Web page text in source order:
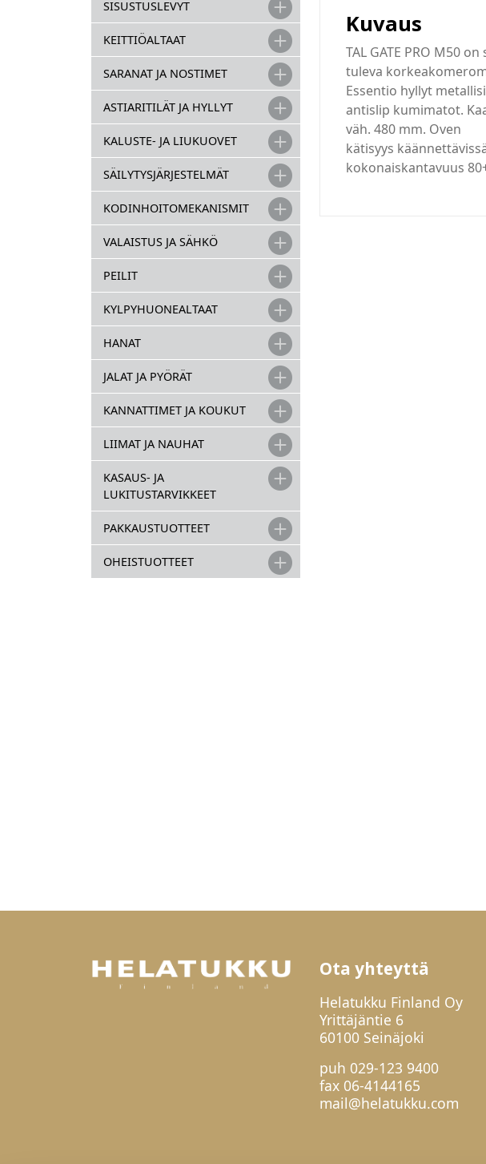
SISUSTUSLEVYT
KEITTIÖALTAAT
SARANAT JA NOSTIMET
ASTIARITILÄT JA HYLLYT
KALUSTE- JA LIUKUOVET
SÄILYTYSJÄRJESTELMÄT
KODINHOITOMEKANISMIT
VALAISTUS JA SÄHKÖ
PEILIT
KYLPYHUONEALTAAT
HANAT
JALAT JA PYÖRÄT
KANNATTIMET JA KOUKUT
LIIMAT JA NAUHAT
KASAUS- JA
LUKITUSTARVIKKEET
PAKKAUSTUOTTEET
OHEISTUOTTEET
Kuvaus
TAL GATE PRO M50
tuleva
Essentio hyllyt
antislip kumimatot.
väh. 480 mm. Oven
kätisyys
kokonaiskantavuus
Ota yhteyttä
Helatukku Finland Oy
Yrittäjäntie 6
60100 Seinäjoki
puh 029-123 9400
fax 06-4144165
mail@helatukku.com